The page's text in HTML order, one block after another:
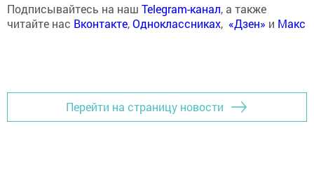
Подписывайтесь на наш Telegram-канал, а также
читайте нас Вконтакте,Одноклассниках, «Дзен» и Макс
Перейти на страницу новости